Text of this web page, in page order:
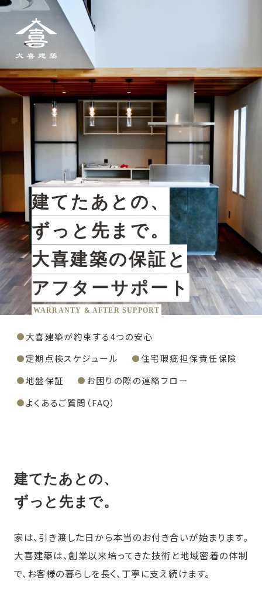
大喜建築
建てたあとの、
ずっと先まで。
大喜建築の保証と
アフターサポート
WARRANTY & AFTER SUPPORT
大喜建築が約束する4つの安心
定期点検スケジュール
住宅瑕疵担保責任保険
地盤保証
お困りの際の連絡フロー
よくあるご質問（FAQ）
建てたあとの、
ずっと先まで。
家は、引き渡した日から本当のお付き合いが始まります。
大喜建築は、創業以来培ってきた技術と地域密着の体制
で、お客様の暮らしを長く、丁寧に支え続けます。